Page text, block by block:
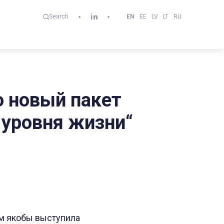
Search EN EE LV LT RU
новый пакет
жизни“
якобы выступила